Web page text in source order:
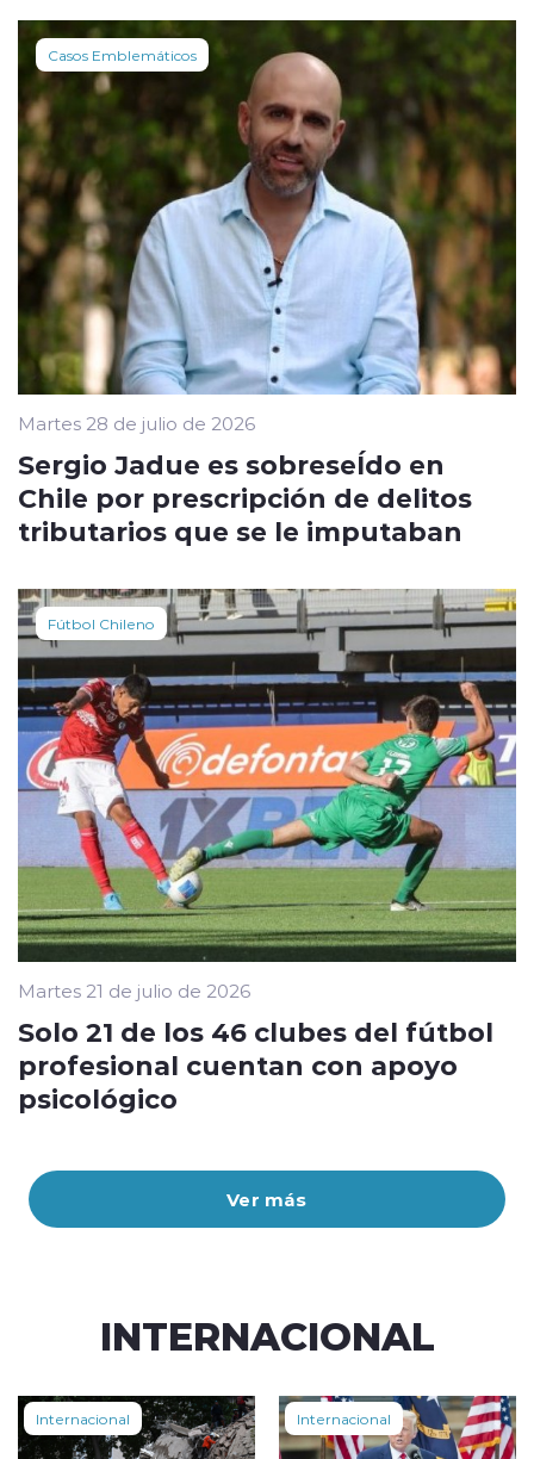
Ver más
Casos Emblemáticos
Martes 28 de julio de 2026
Sergio Jadue es sobreseÍdo en
Chile por prescripción de delitos
tributarios que se le imputaban
Fútbol Chileno
Martes 21 de julio de 2026
Solo 21 de los 46 clubes del fútbol
profesional cuentan con apoyo
psicológico
INTERNACIONAL
Internacional Internacional